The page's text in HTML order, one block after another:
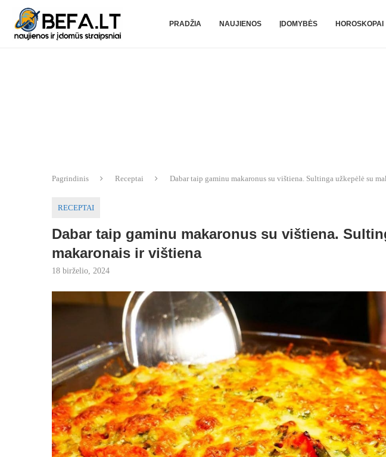
PRADŽIA NAUJIENOS ĮDOMYBĖS HOROSKOPAI
Pagrindinis Receptai Dabar taip gaminu makaronus su vištiena. Sultinga užkepėlė su
RECEPTAI
Dabar taip gaminu makaronus su vištiena.
makaronais ir vištiena
18 birželio, 2024